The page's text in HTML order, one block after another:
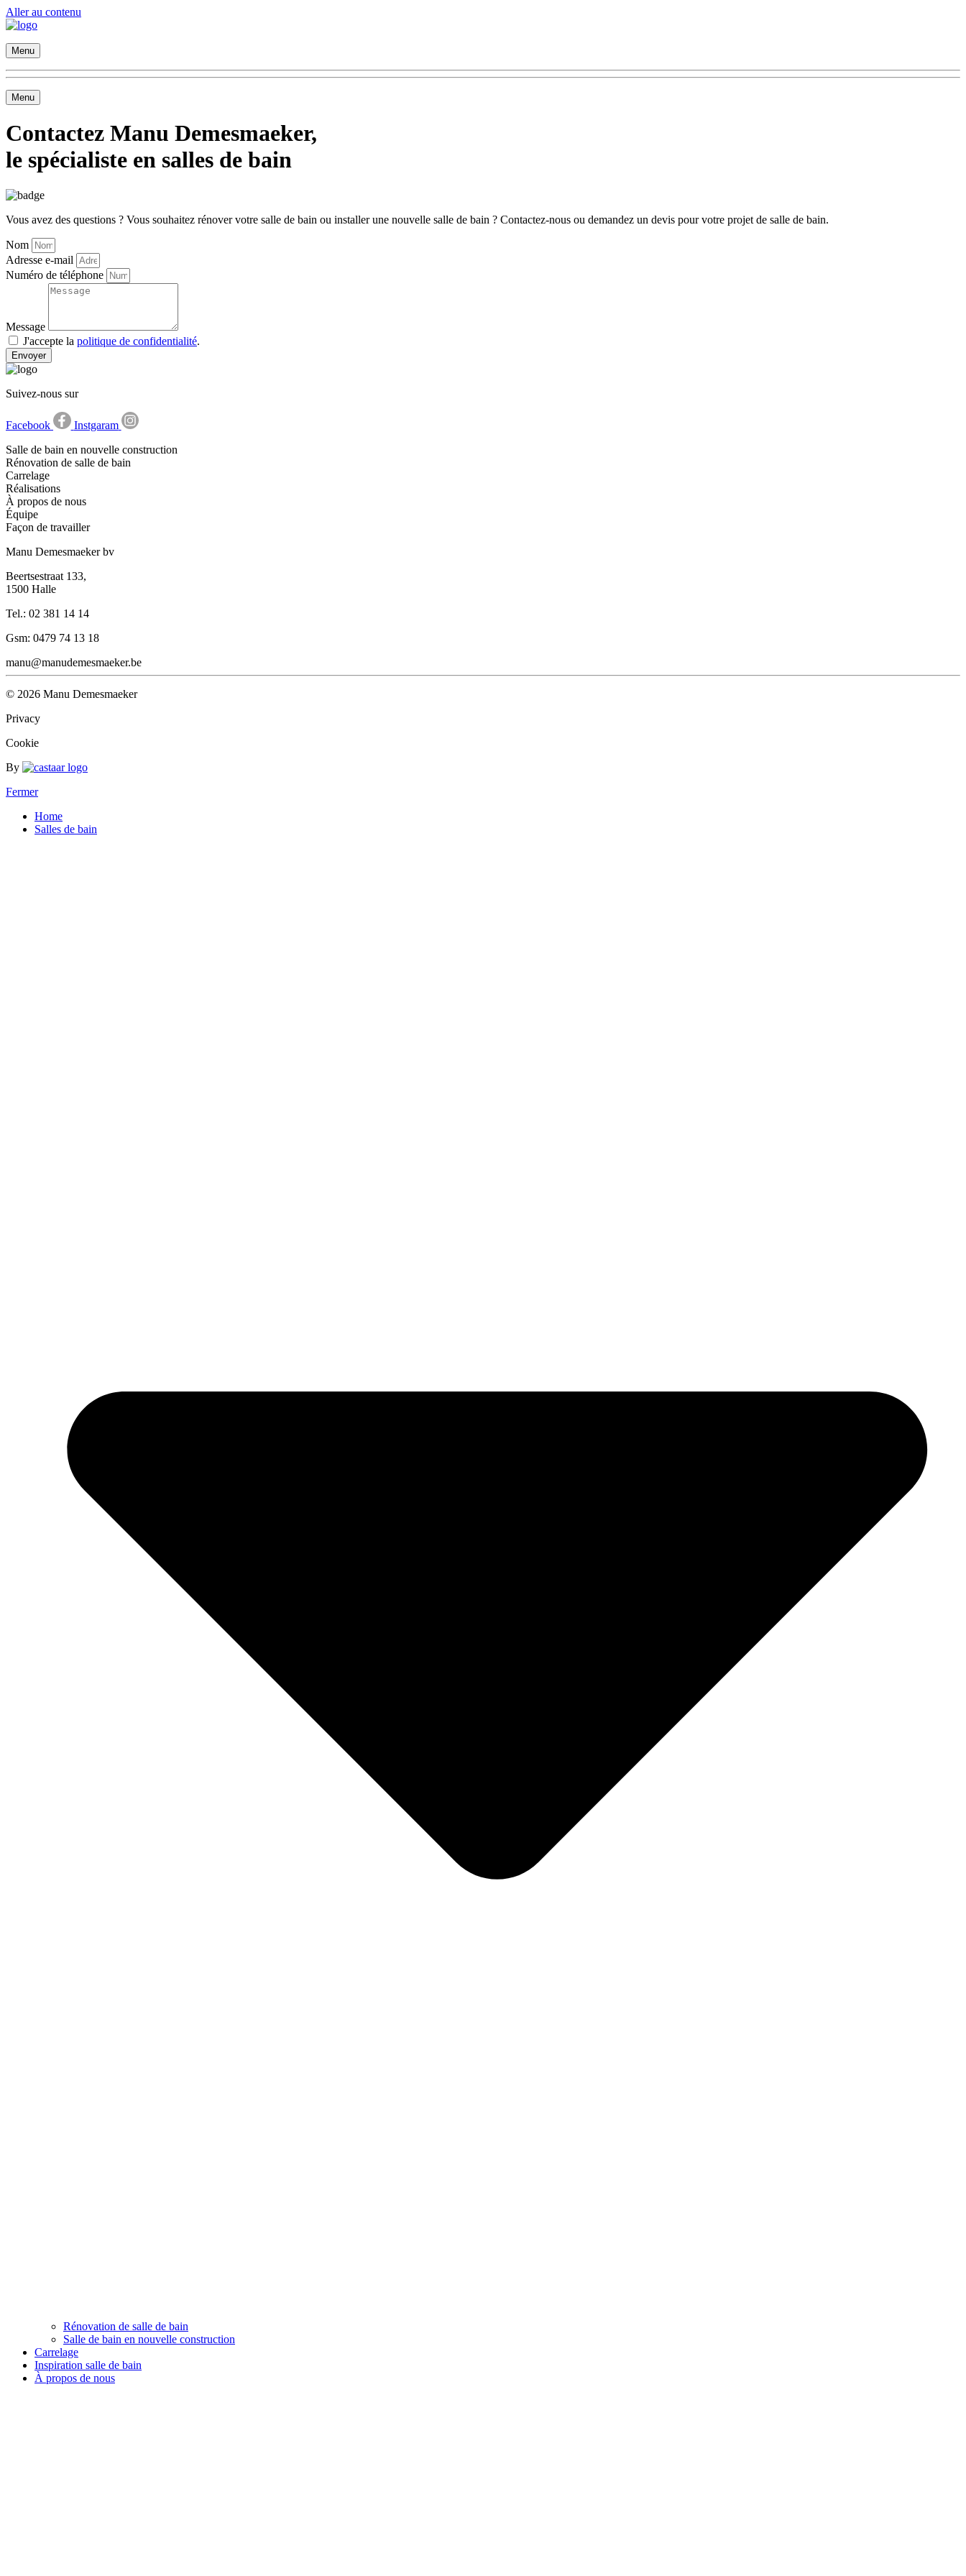
Aller au contenu
Menu
Menu
Contactez Manu Demesmaeker,
le spécialiste en salles de bain
Vous avez des questions ? Vous souhaitez rénover votre salle de bain ou installer une nouvelle salle de bain ? Contactez-nous ou demandez un devis pour votre projet de salle de bain.
Nom
Adresse e-mail
Numéro de téléphone
Message
J'accepte la politique de confidentialité.
Envoyer
Suivez-nous sur
Facebook
Instgaram
Salle de bain en nouvelle construction
Rénovation de salle de bain
Carrelage
Réalisations
À propos de nous
Équipe
Façon de travailler
Manu Demesmaeker bv
Beertsestraat 133,
1500 Halle
Tel.: 02 381 14 14
Gsm: 0479 74 13 18
manu@manudemesmaeker.be
© 2026 Manu Demesmaeker
Privacy
Cookie
By
Fermer
Home
Salles de bain
Rénovation de salle de bain
Salle de bain en nouvelle construction
Carrelage
Inspiration salle de bain
À propos de nous